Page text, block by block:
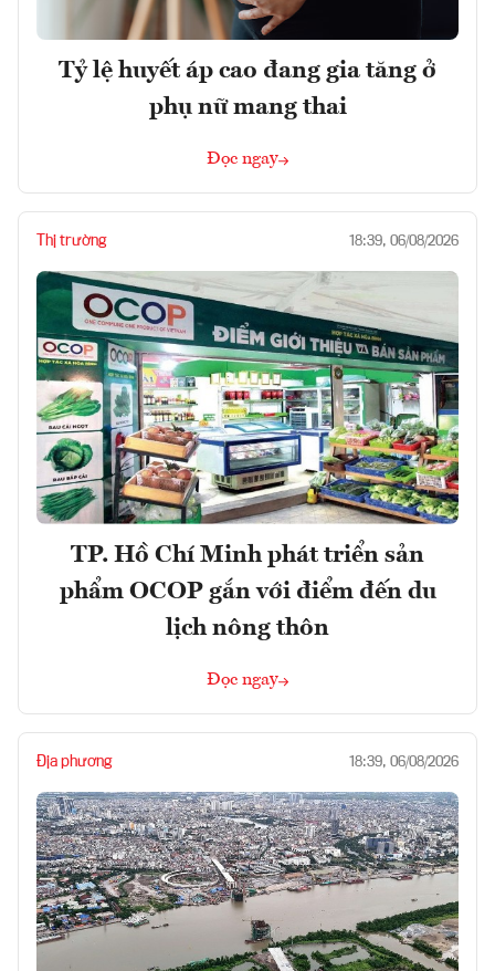
Tỷ lệ huyết áp cao đang gia tăng ở
phụ nữ mang thai
Đọc ngay
Thị trường 18:39, 06/08/2026
TP. Hồ Chí Minh phát triển sản
phẩm OCOP gắn với điểm đến du
lịch nông thôn
Đọc ngay
Địa phương 18:39, 06/08/2026